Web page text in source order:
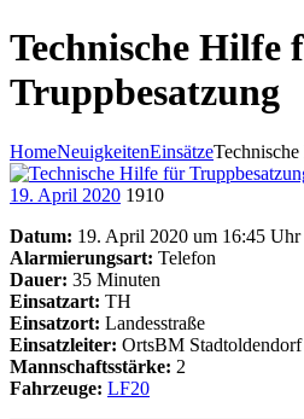
Technische Hilfe
Truppbesatzung
HomeNeuigkeitenEinsätze
19. April 2020 1910
Datum: 19. April 2020 um 16:45 Uhr
Alarmierungsart: Telefon
Dauer: 35 Minuten
Einsatzart: TH
Einsatzort: Landesstraße
Einsatzleiter: OrtsBM Stadtoldendorf
Mannschaftsstärke: 2
Fahrzeuge: LF20